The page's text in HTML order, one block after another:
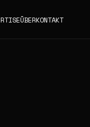
ÜBERKONTAKT